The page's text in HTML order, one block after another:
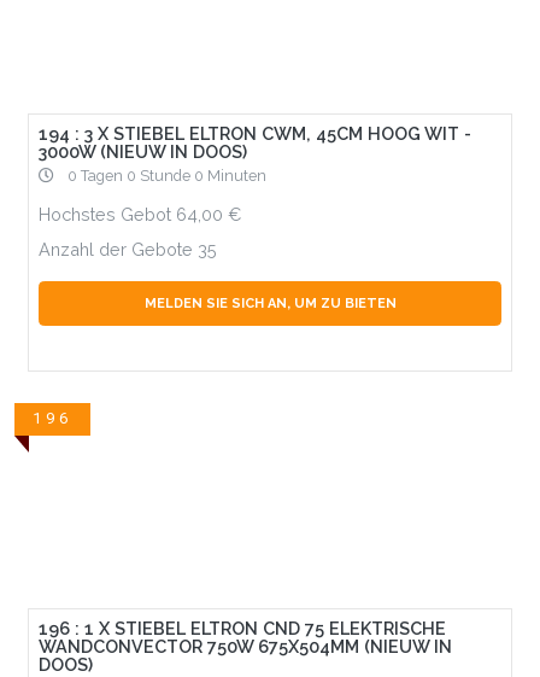
194 : 3 X STIEBEL ELTRON CWM, 45CM HOOG WIT -
3000W (NIEUW IN DOOS)
0 Tagen 0 Stunde 0 Minuten
Hochstes Gebot 64,00
Anzahl der Gebote 35
MELDEN SIE SICH AN, UM ZU BIETEN
196
196 : 1 X STIEBEL ELTRON CND 75 ELEKTRISCHE
WANDCONVECTOR 750W 675X504MM (NIEUW IN
DOOS)